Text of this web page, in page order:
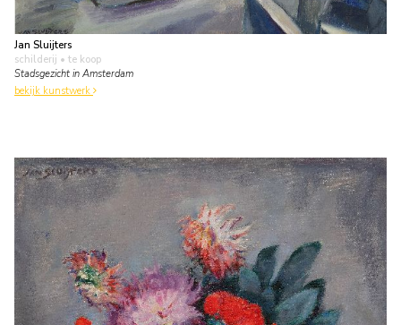
Jan Sluijters
schilderij • te koop
Stadsgezicht in Amsterdam
bekijk kunstwerk